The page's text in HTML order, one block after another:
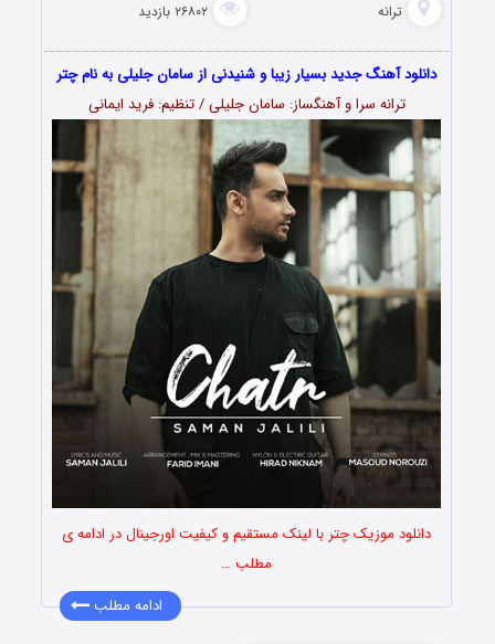
ترانه ۲۶۸۰۲ بازدید
دانلود آهنگ جدید بسیار زیبا و شنیدنی از سامان جلیلی به نام چتر
ترانه سرا و آهنگساز: سامان جلیلی / تنظیم: فرید ایمانی
دانلود موزیک چتر با لینک مستقیم و کیفیت اورجینال در ادامه ی
مطلب …
ادامه مطلب